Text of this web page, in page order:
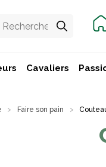
Cavaliers
Faire son pain